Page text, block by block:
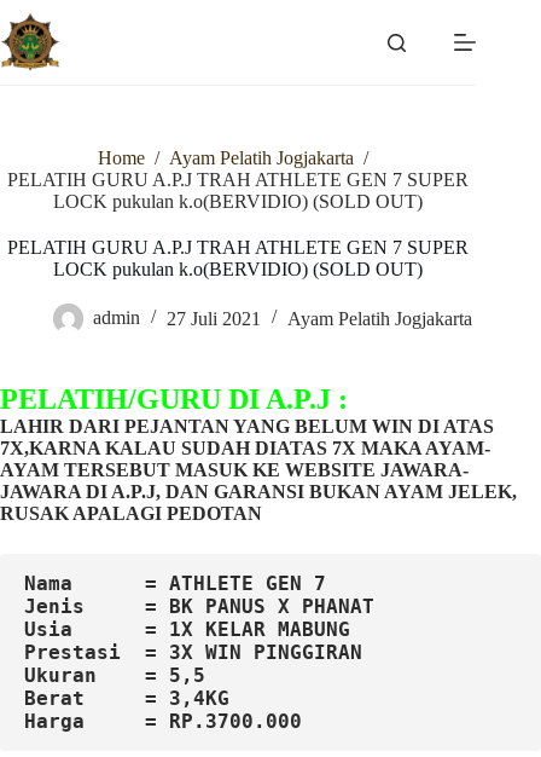
Skip
to
content
Home / Ayam Pelatih Jogjakarta /
PELATIH GURU A.P.J TRAH ATHLETE GEN 7 SUPER
LOCK pukulan k.o(BERVIDIO) (SOLD OUT)
PELATIH GURU A.P.J TRAH ATHLETE GEN 7 SUPER
LOCK pukulan k.o(BERVIDIO) (SOLD OUT)
admin 27 Juli 2021 Ayam Pelatih Jogjakarta
PELATIH/GURU DI A.P.J :
LAHIR DARI PEJANTAN YANG BELUM WIN DI ATAS
7X,KARNA KALAU SUDAH DIATAS 7X MAKA AYAM-
AYAM TERSEBUT MASUK KE WEBSITE JAWARA-
JAWARA DI A.P.J, DAN GARANSI BUKAN AYAM JELEK,
RUSAK APALAGI PEDOTAN
Nama      = ATHLETE GEN 7
Jenis     = BK PANUS X PHANAT
Usia      = 1X KELAR MABUNG
Prestasi  = 3X WIN PINGGIRAN
Ukuran    = 5,5
Berat     = 3,4KG